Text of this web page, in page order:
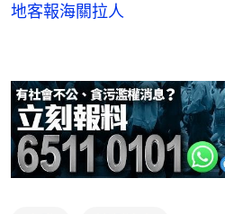
地客報海關拉人